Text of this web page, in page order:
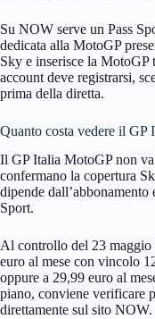
Su NOW serve un Pass
dedicata alla MotoGP
Sky e inserisce la
account deve registrarsi,
prima della diretta.
Quanto costa vedere il GP
Il GP Italia MotoGP non
confermano la copertura
dipende
Sport.
Al controllo del 23
euro al mese con vincolo
oppure a 29,99 euro al
piano, conviene verificare
direttamente sul sito NOW.